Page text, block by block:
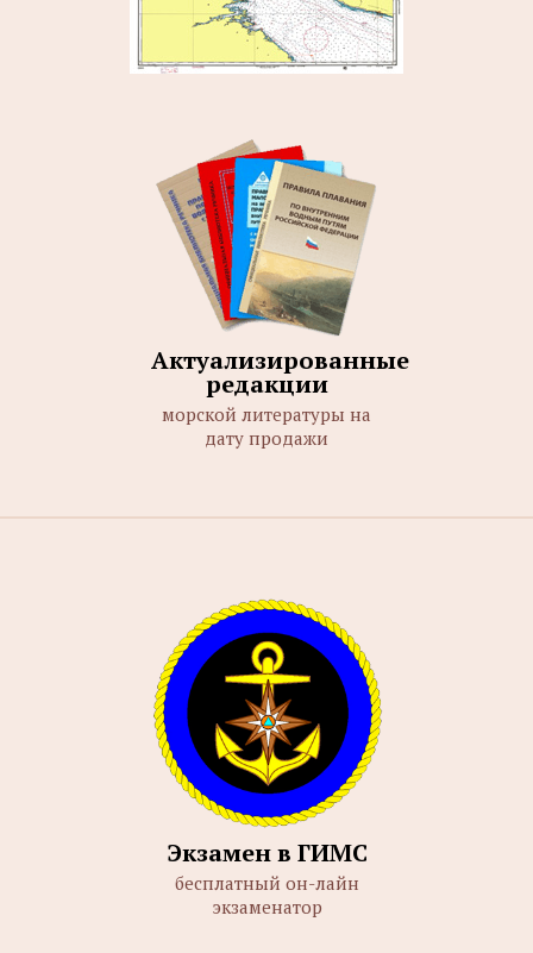
Актуализированные
редакции
морской литературы на
дату продажи
Экзамен в ГИМС
бесплатный он-лайн
экзаменатор